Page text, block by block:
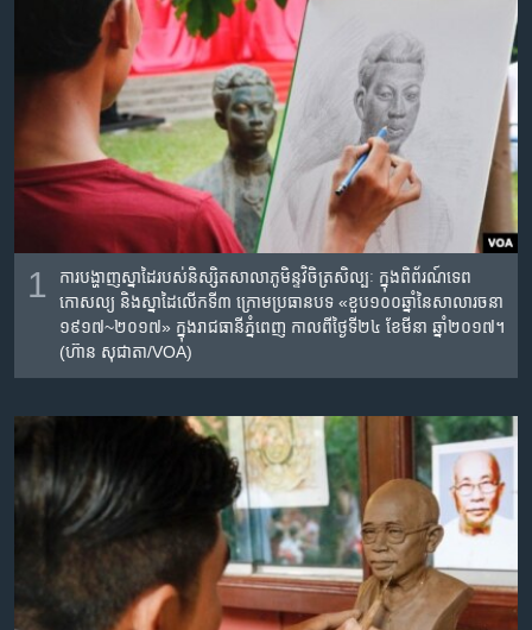
ទំព័រ​
Khmer English
បណ្តាញ​សង្គម
ភាសា
1
ការបង្ហាញស្នាដៃ​របស់​និស្សិត​សាលា​ភូមិន្ទ​វិចិត្រ​សិល្បៈ ក្នុង​ពិព័រណ៍​ទេព​
កោសល្យ​ និង​ស្នាដៃ​លើក​ទី​៣​ ក្រោម​ប្រធានបទ​ «ខួប​១០០​ឆ្នាំ​នៃ​សាលា​រចនា​
១៩១៧~២០១៧» ក្នុងរាជធានីភ្នំពេញ កាលពីថ្ងៃទី២៤ ខែមីនា ឆ្នាំ២០១៧។
(ហ៊ាន សុជាតា/VOA)